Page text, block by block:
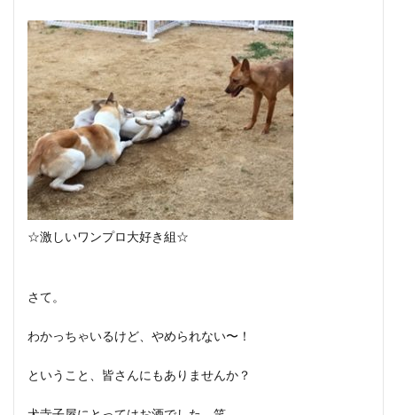
☆激しいワンプロ大好き組☆
さて。
わかっちゃいるけど、やめられない〜！
ということ、皆さんにもありませんか？